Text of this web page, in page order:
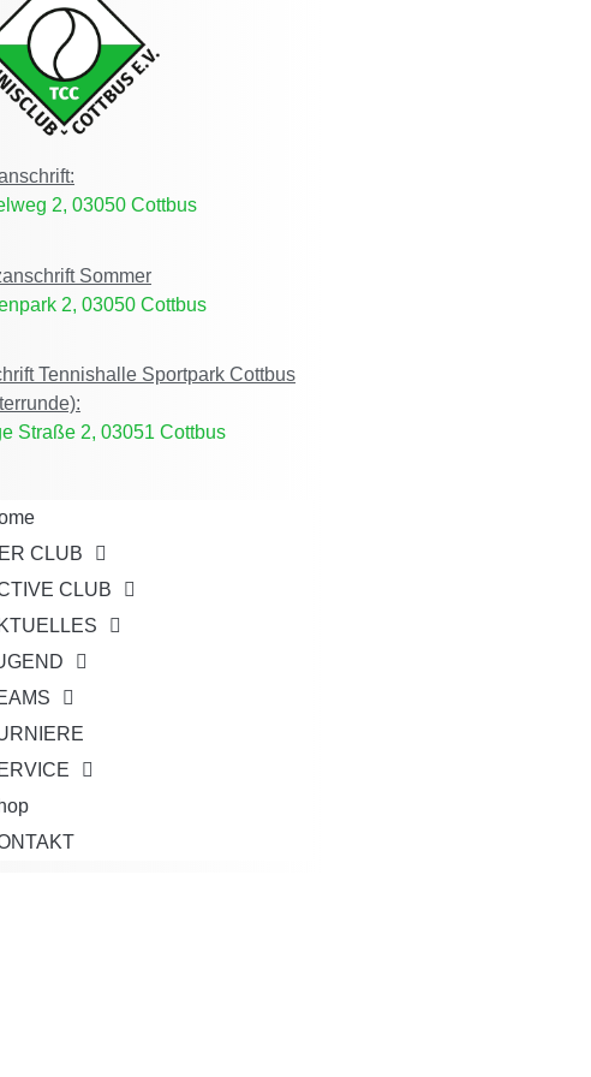
2, 03050 Cottbus
Sommer
2, 03050 Cottbus
Tennishalle Sportpark Cottbus
Straße 2, 03051 Cottbus
CLUB
CLUB